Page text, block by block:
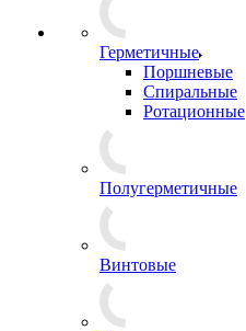
Герметичные
Поршневые
Спиральные
Ротационные
Полугерметичные
Винтовые